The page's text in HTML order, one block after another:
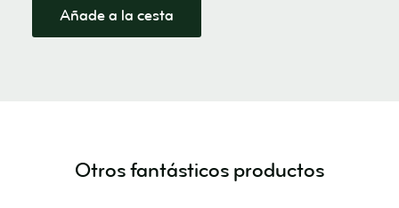
Añade a la cesta
Otros fantásticos productos